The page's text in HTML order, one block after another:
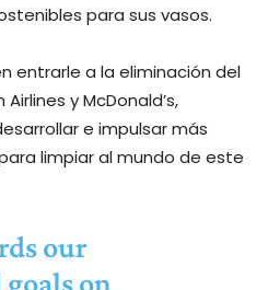
para sus vasos.
entrarle a la eliminación del
y McDonald’s,
e impulsar más
limpiar al mundo de este
our